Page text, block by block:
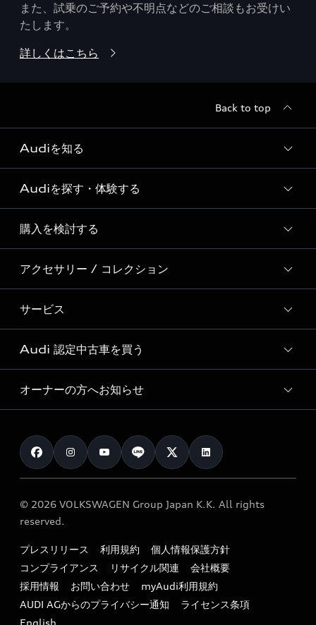
また、試乗のご予約や不明点などのご相談もお受けい
たします。
詳しくはこちら
Back to top
Audiを知る
Audi ブランド
Story of Progress
Audi Sport
Formula 1®
デジタルサービス
Audiを探す・体験する
ディーラー検索
新車在庫検索
試乗車・展示車検索
見積り依頼
試乗予約
購入を検討する
モデル一覧
特別仕様モデル / 限定モデル
e-tronラインアップ
価格シミュレーション
車両比較
カタログ一覧
アクセサリー / コレクション
純正アクセサリー
オンラインショップ
Audi collection
アウディナビアプリ
サービス
サービス入庫予約
サービスプログラム
メンテナンス
車検 / 定期点検
e-tronアフターサポート
myAudi
Audi 認定中古車を買う
Audi認定中古車
クオリティ
保証
メンテナンス
ファイナンス
キャンペーン / イベント
買取査定
オーナーの方へお知らせ
お知らせ
オーナー様向けキャンペーン
特定整備適用車一覧
リサイクル法
よくある質問（FAQ）
© 2026 VOLKSWAGEN Group Japan K.K. All rights
reserved.
プレスリリース 利用規約
個人情報保護方針
コンプライアンス
リサイクル関連
会社概要
採用情報
お問い合わせ
myAudi利用規約
AUDI AGからのプライバシー通知
ライセンス条項
English